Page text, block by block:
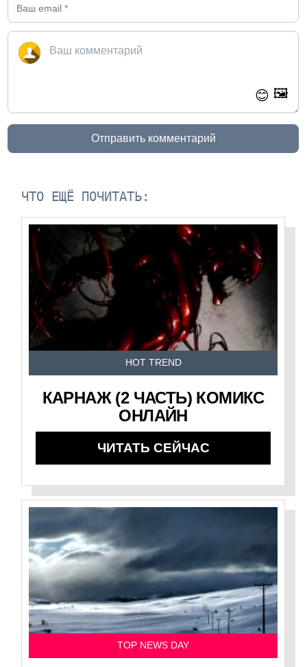
😊 🖼️
Отправить комментарий
ЧТО ЕЩЁ ПОЧИТАТЬ:
HOT TREND
КАРНАЖ (2 ЧАСТЬ) КОМИКС
ОНЛАЙН
ЧИТАТЬ СЕЙЧАС
TOP NEWS DAY